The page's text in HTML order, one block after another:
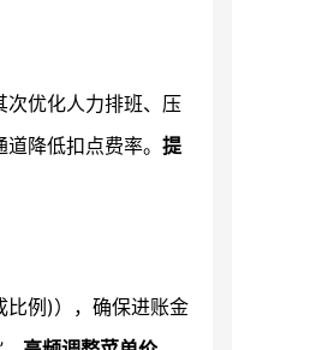
次优化人力排班、压
降低扣点费率。 提
例)），确保进账金